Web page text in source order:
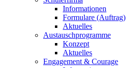
Informationen
Formulare (Auftrag)
Aktuelles
Austauschprogramme
Konzept
Aktuelles
Engagement & Courage